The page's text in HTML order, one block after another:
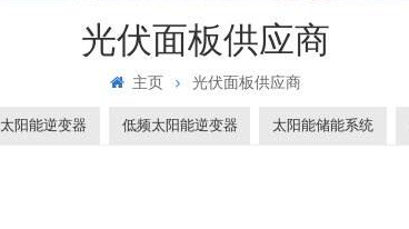
光伏面板供应商
主页 光伏面板供应商
太阳能逆变器 低频太阳能逆变器 太阳能储能系统